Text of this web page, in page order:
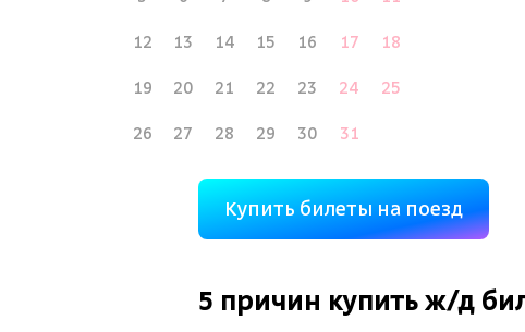
12 13 14 15 16 17 18
19 20 21 22 23 24 25
26 27 28 29 30 31
Купить билеты на поезд
5 причин купить ж/д